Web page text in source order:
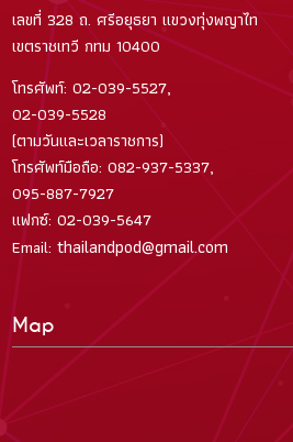
เลขที่ 328 ถ. ศรีอยุธยา แขวงทุ่งพญาไท
เขตราชเทวี กทม 10400
โทรศัพท์: 02-039-5527,
02-039-5528
(ตามวันและเวลาราชการ)
โทรศัพท์มือถือ: 082-937-5337,
095-887-7927
แฟกซ์: 02-039-5647
Email: thailandpod@gmail.com
Map